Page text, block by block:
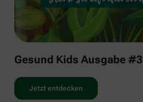
Gesund Kids Ausgabe #3
Jetzt entdecken